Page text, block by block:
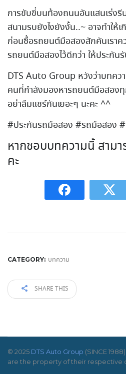
การขับขี่บนท้องถนนอันแสนเร่งรี
สนามรบยังไงยังงั้น..~ อาจทำให้
ก่อนซื้อรถยนต์มือสองสักคันเราค
รถยนต์มือสองไว้ดีกว่า ให้ประกัน
DTS Auto Group หวังว่าบทคว
คนที่กำลังมองหารถยนต์มือสอง
อย่าลืมแชร์กันเยอะๆ นะคะ ^^
#ประกันรถมือสอง #รถมือสอง
หากชอบบทความนี้ สามา
คะ
CATEGORY: บทความ
SHARE THIS
© 2025 DTS Auto Group (SINCE 1988)
are the property of their respective